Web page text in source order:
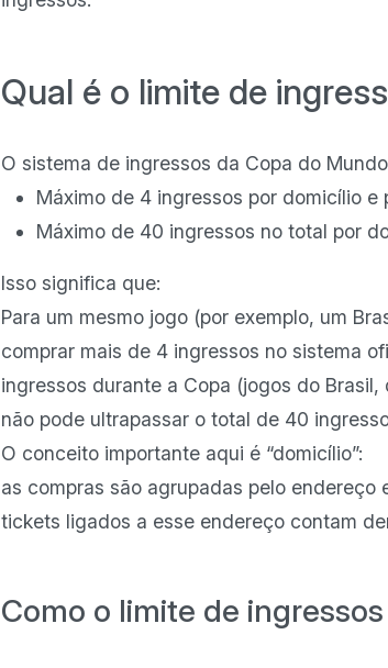
Qual é o limite de
O sistema de ingressos da Copa do
Máximo de 4 ingressos por domicílio e
Máximo de 40 ingressos no total por
Isso significa que:
Para um mesmo jogo (por exemplo, um
comprar mais de 4 ingressos no sistema
ingressos durante a Copa (jogos do
não pode ultrapassar o total de 40
O conceito importante aqui é “domicílio”:
as compras são agrupadas pelo
tickets ligados a esse endereço contam
Como o limite de